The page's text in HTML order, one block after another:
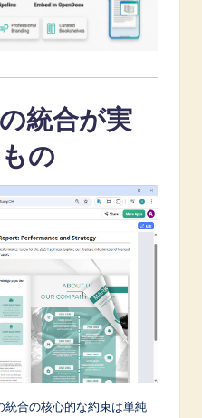
統合が実
の
合の核心的な約束は単純